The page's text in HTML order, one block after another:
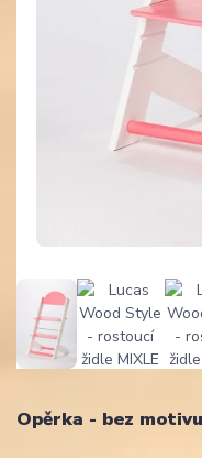
Opěrka - bez motivu